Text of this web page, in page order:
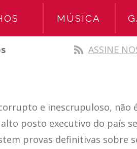
MÚSICA
ASSINE
e inescrupuloso, não
posto executivo do país
provas definitivas sobre